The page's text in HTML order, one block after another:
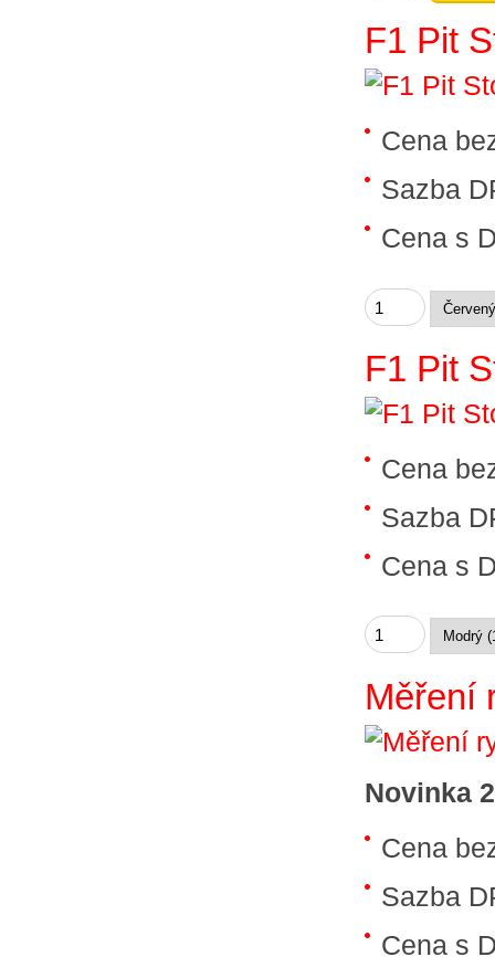
F1 Pit
Cena
Sazba
Cena s
F1 Pit
Cena
Sazba
Cena s
Měření
Novinka
Cena
Sazba
Cena s